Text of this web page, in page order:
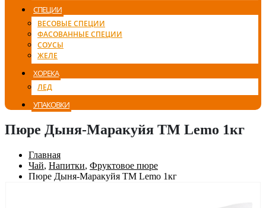
СПЕЦИИ
ВЕСОВЫЕ СПЕЦИИ
ФАСОВАННЫЕ СПЕЦИИ
СОУСЫ
ЖЕЛЕ
ХОРЕКА
ЛЕД
УПАКОВКИ
Пюре Дыня-Маракуйя ТМ Lemo 1кг
Главная
Чай, Напитки, Фруктовое пюре
Пюре Дыня-Маракуйя ТМ Lemo 1кг